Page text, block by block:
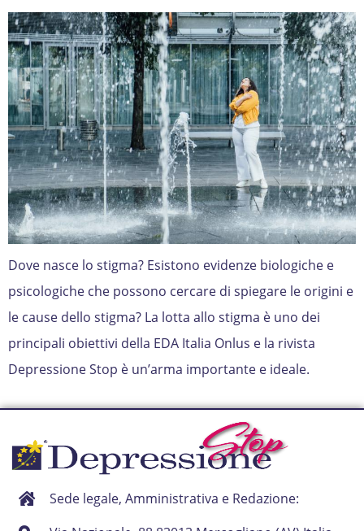
Dove nasce lo stigma? Esistono evidenze biologiche e
psicologiche che possono cercare di spiegare le origini e
le cause dello stigma? La lotta allo stigma è uno dei
principali obiettivi della EDA Italia Onlus e la rivista
Depressione Stop è un’arma importante e ideale.
Sede legale, Amministrativa e Redazione: